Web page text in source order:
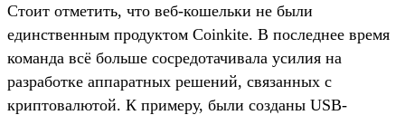
Стоит отметить, что веб-кошельки не были
единственным продуктом Coinkite. В последнее время
команда всё больше сосредотачивала усилия на
разработке аппаратных решений, связанных с
криптовалютой. К примеру, были созданы USB-